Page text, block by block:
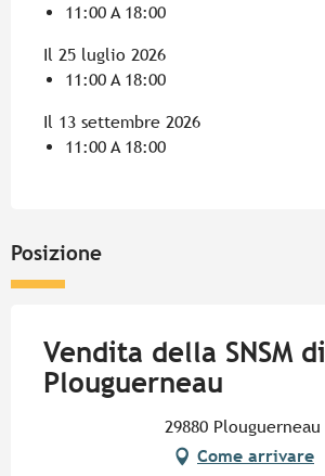
11:00 A 18:00
Il 25 luglio 2026
11:00 A 18:00
Il 13 settembre 2026
11:00 A 18:00
Posizione
Vendita della SNSM di
Plouguerneau
29880 Plouguerneau
Come arrivare